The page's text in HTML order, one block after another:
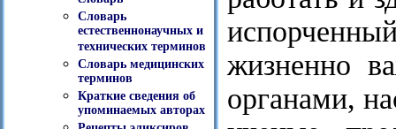
Словарь
естественнонаучных и
технических терминов
Словарь медицинских
терминов
Краткие сведения об
упоминаемых авторах
жизненно
органами,